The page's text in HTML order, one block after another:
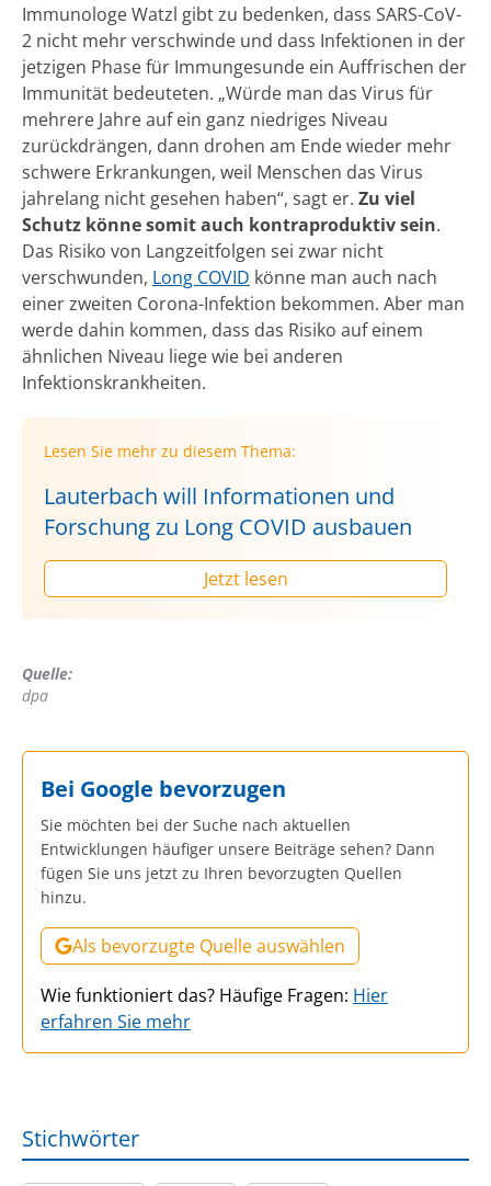
Immunologe Watzl gibt zu bedenken, dass SARS-CoV-
2 nicht mehr verschwinde und dass Infektionen in der
jetzigen Phase für Immungesunde ein Auffrischen der
Immunität bedeuteten. „Würde man das Virus für
mehrere Jahre auf ein ganz niedriges Niveau
zurückdrängen, dann drohen am Ende wieder mehr
schwere Erkrankungen, weil Menschen das Virus
jahrelang nicht gesehen haben“, sagt er. Zu viel
Schutz könne somit auch kontraproduktiv sein.
Das Risiko von Langzeitfolgen sei zwar nicht
verschwunden, Long COVID könne man auch nach
einer zweiten Corona-Infektion bekommen. Aber man
werde dahin kommen, dass das Risiko auf einem
ähnlichen Niveau liege wie bei anderen
Infektionskrankheiten.
Lesen Sie mehr zu diesem Thema:
Lauterbach will Informationen und
Forschung zu Long COVID ausbauen
Jetzt lesen
Quelle:
dpa
Bei Google bevorzugen
Sie möchten bei der Suche nach aktuellen
Entwicklungen häufiger unsere Beiträge sehen? Dann
fügen Sie uns jetzt zu Ihren bevorzugten Quellen
hinzu.
Als bevorzugte Quelle auswählen
Wie funktioniert das? Häufige Fragen: Hier
erfahren Sie mehr
Stichwörter